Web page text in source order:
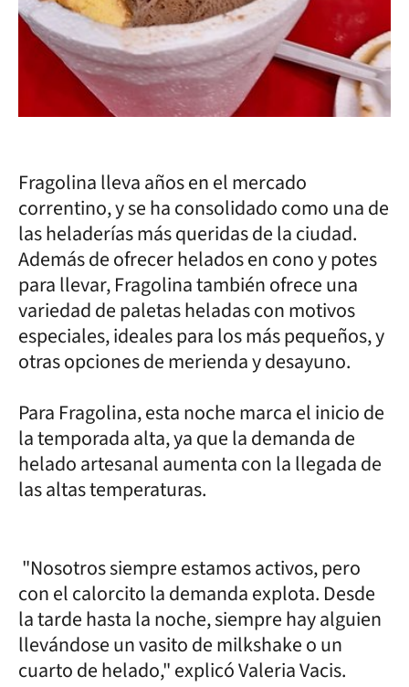
Fragolina lleva años en el mercado
correntino, y se ha consolidado como una de
las heladerías más queridas de la ciudad.
Además de ofrecer helados en cono y potes
para llevar, Fragolina también ofrece una
variedad de paletas heladas con motivos
especiales, ideales para los más pequeños, y
otras opciones de merienda y desayuno.
Para Fragolina, esta noche marca el inicio de
la temporada alta, ya que la demanda de
helado artesanal aumenta con la llegada de
las altas temperaturas.
"Nosotros siempre estamos activos, pero
con el calorcito la demanda explota. Desde
la tarde hasta la noche, siempre hay alguien
llevándose un vasito de milkshake o un
cuarto de helado," explicó Valeria Vacis.